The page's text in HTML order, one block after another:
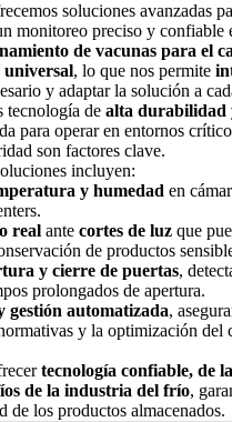
soluciones avanzadas
monitoreo preciso y confiable
de vacunas para el
universal, lo que nos permite
y adaptar la solución a
tecnología de alta durabilidad
para operar en entornos
son factores clave.
incluyen:
y humedad en
real ante cortes de luz que
de productos
y cierre de puertas,
prolongados de apertura.
gestión automatizada,
y la optimización del
tecnología confiable, de
de la industria del frío,
de los productos almacenados.